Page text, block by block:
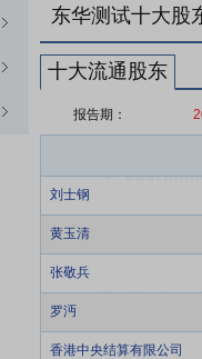
东华测试十大股
十大流通股东
报告期：
刘士钢
黄玉清
张敬兵
罗沔
香港中央结算有限公司